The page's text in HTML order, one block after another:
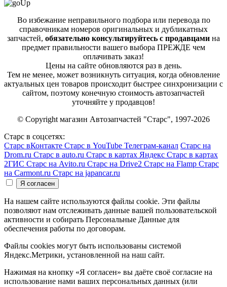
Во избежание неправильного подбора или перевода по
справочникам номеров оригинальных и дубликатных
запчастей, обязательно консультируйтесь с продавцами на
предмет правильности вашего выбора ПРЕЖДЕ чем
оплачивать заказ!
Цены на сайте обновляются раз в день.
Тем не менее, может возникнуть ситуация, когда обновление
актуальных цен товаров происходит быстрее синхронизации с
сайтом, поэтому конечную стоимость автозапчастей
уточняйте у продавцов!
© Copyright магазин Автозапчастей "Старс", 1997-2026
Старс в соцсетях:
Старс вКонтакте Старс в YouTube Телеграм-канал Старс на
Drom.ru Старс в auto.ru Старс в картах Яндекс Старс в картах
2ГИС Старс на Avito.ru Старс на Drive2 Старс на Flamp Старс
на Carmont.ru Старс на japancar.ru
На нашем сайте используются файлы cookie. Эти файлы
позволяют нам отслеживать данные вашей пользовательской
активности и собирать Персональные Данные для
обеспечения работы по договорам.
Файлы cookies могут быть использованы системой
Яндекс.Метрики, установленной на наш сайт.
Нажимая на кнопку «Я согласен» вы даёте своё согласие на
использование нами ваших персональных данных (или